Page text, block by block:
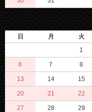
日 月 火
1
6 7 8
13 14 15
20 21 22
27 28 29